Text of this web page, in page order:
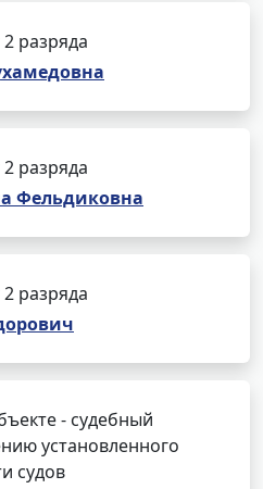
разряда
разряда
Фельдиковна
разряда
- судебный
установленного
судов